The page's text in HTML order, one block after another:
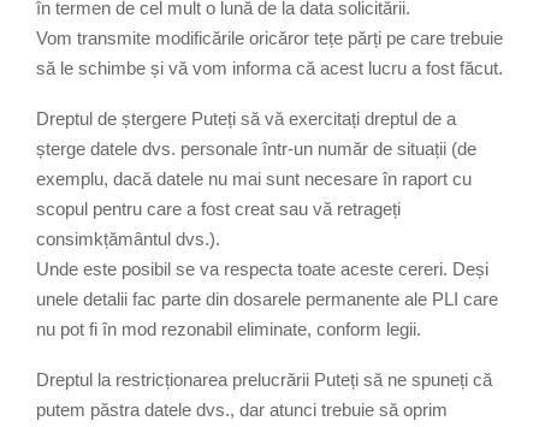
în termen de cel mult o lună de la data solicitării.
Vom transmite modificările oricăror tețe părți pe care trebuie
să le schimbe și vă vom informa că acest lucru a fost făcut.
Dreptul de ștergere Puteți să vă exercitați dreptul de a
șterge datele dvs. personale într-un număr de situații (de
exemplu, dacă datele nu mai sunt necesare în raport cu
scopul pentru care a fost creat sau vă retrageți
consimkțământul dvs.).
Unde este posibil se va respecta toate aceste cereri. Deși
unele detalii fac parte din dosarele permanente ale PLI care
nu pot fi în mod rezonabil eliminate, conform legii.
Dreptul la restricționarea prelucrării Puteți să ne spuneți că
putem păstra datele dvs., dar atunci trebuie să oprim